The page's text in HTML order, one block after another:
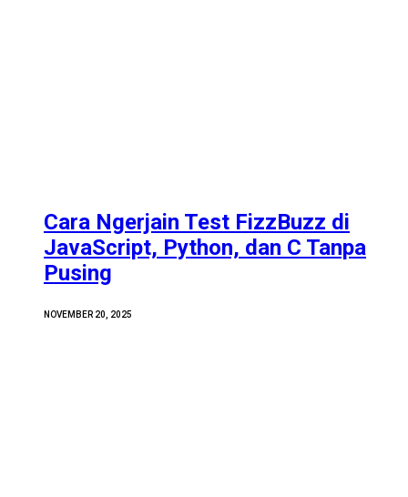
Cara Ngerjain Test FizzBuzz di
JavaScript, Python, dan C Tanpa
Pusing
NOVEMBER 20, 2025